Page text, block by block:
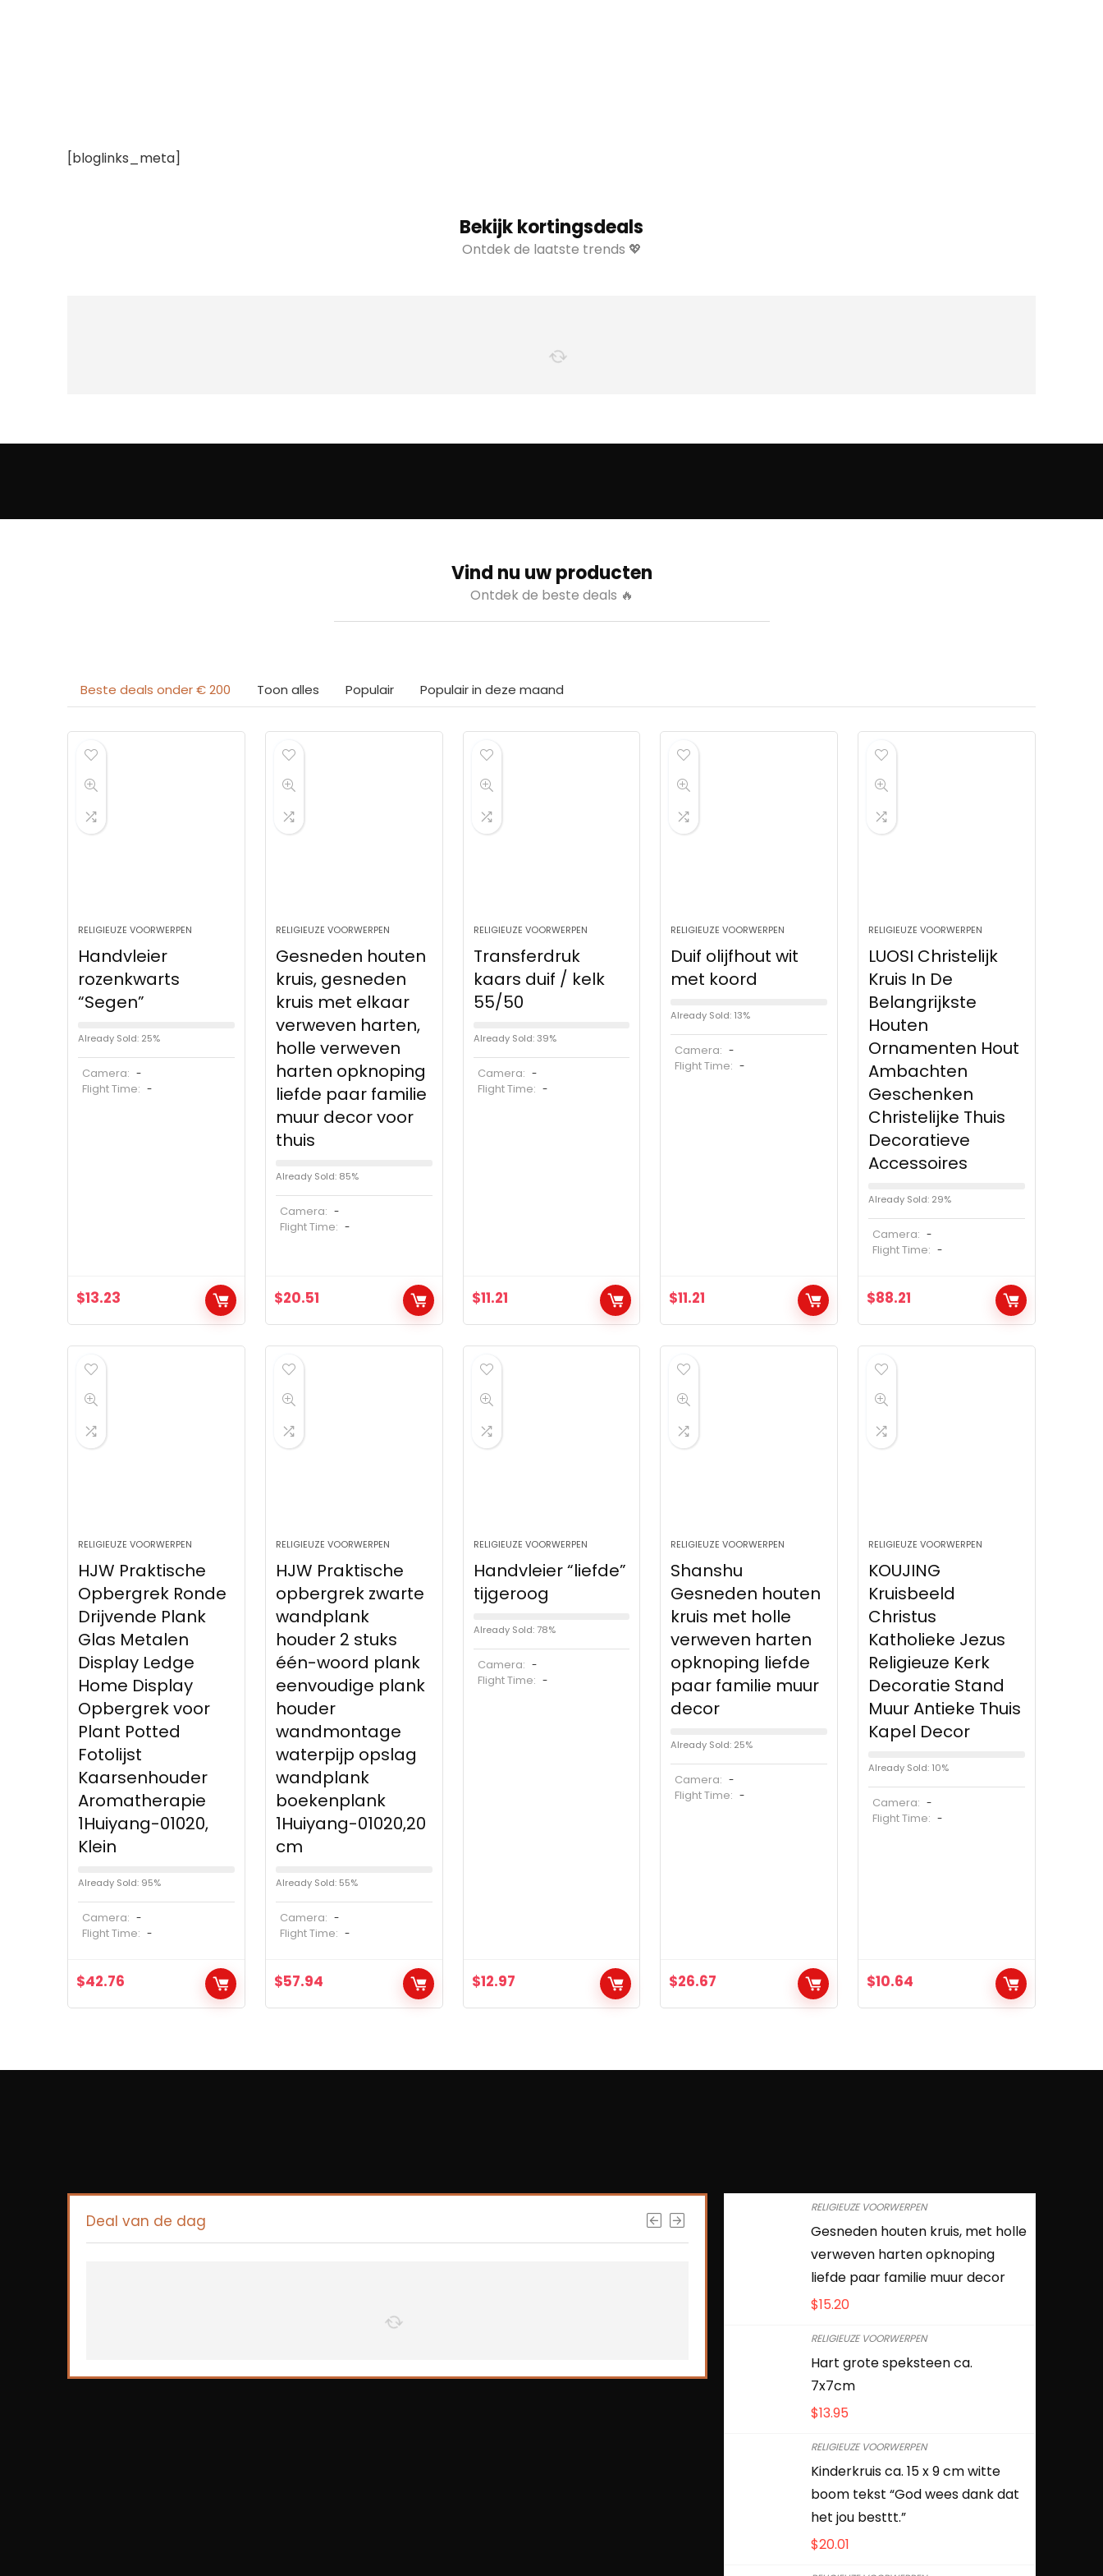
[bloglinks_meta]
Bekijk kortingsdeals
Ontdek de laatste trends 💖
Vind nu uw producten
Ontdek de beste deals 🔥
Beste deals onder € 200 Toon alles Populair Populair in deze maand
RELIGIEUZE VOORWERPEN
Handvleier
rozenkwarts
“Segen”
Already Sold: 25%
Camera: -
Flight Time: -
$13.23
RELIGIEUZE VOORWERPEN
Gesneden houten
kruis, gesneden
kruis met elkaar
verweven harten,
holle verweven
harten opknoping
liefde paar familie
muur decor voor
thuis
Already Sold: 85%
Camera: -
Flight Time: -
$20.51
RELIGIEUZE VOORWERPEN
Transferdruk
kaars duif / kelk
55/50
Already Sold: 39%
Camera: -
Flight Time: -
$11.21
RELIGIEUZE VOORWERPEN
Duif olijfhout wit
met koord
Already Sold: 13%
Camera: -
Flight Time: -
$11.21
RELIGIEUZE VOORWERPEN
LUOSI Christelijk
Kruis In De
Belangrijkste
Houten
Ornamenten Hout
Ambachten
Geschenken
Christelijke Thuis
Decoratieve
Accessoires
Already Sold: 29%
Camera: -
Flight Time: -
$88.21
RELIGIEUZE VOORWERPEN
HJW Praktische
Opbergrek Ronde
Drijvende Plank
Glas Metalen
Display Ledge
Home Display
Opbergrek voor
Plant Potted
Fotolijst
Kaarsenhouder
Aromatherapie
1Huiyang-01020,
Klein
Already Sold: 95%
Camera: -
Flight Time: -
$42.76
RELIGIEUZE VOORWERPEN
HJW Praktische
opbergrek zwarte
wandplank
houder 2 stuks
één-woord plank
eenvoudige plank
houder
wandmontage
waterpijp opslag
wandplank
boekenplank
1Huiyang-01020,20
cm
Already Sold: 55%
Camera: -
Flight Time: -
$57.94
RELIGIEUZE VOORWERPEN
Handvleier “liefde”
tijgeroog
Already Sold: 78%
Camera: -
Flight Time: -
$12.97
RELIGIEUZE VOORWERPEN
Shanshu
Gesneden houten
kruis met holle
verweven harten
opknoping liefde
paar familie muur
decor
Already Sold: 25%
Camera: -
Flight Time: -
$26.67
RELIGIEUZE VOORWERPEN
KOUJING
Kruisbeeld
Christus
Katholieke Jezus
Religieuze Kerk
Decoratie Stand
Muur Antieke Thuis
Kapel Decor
Already Sold: 10%
Camera: -
Flight Time: -
$10.64
Deal van de dag
RELIGIEUZE VOORWERPEN
Gesneden houten kruis, met holle
verweven harten opknoping
liefde paar familie muur decor
$15.20
RELIGIEUZE VOORWERPEN
Hart grote speksteen ca.
7x7cm
$13.95
RELIGIEUZE VOORWERPEN
Kinderkruis ca. 15 x 9 cm witte
boom tekst “God wees dank dat
het jou besttt.”
$20.01